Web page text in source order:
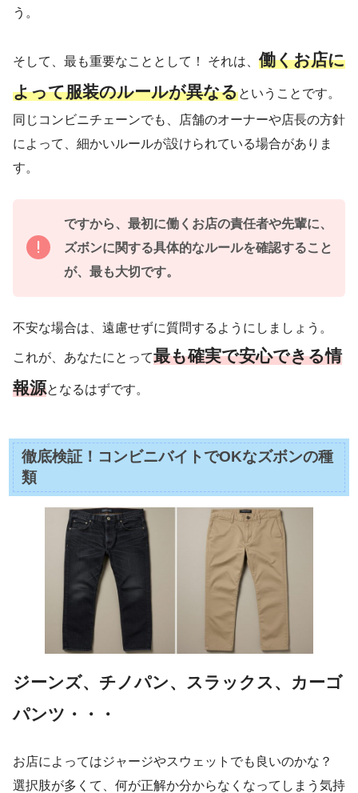
う。
そして、最も重要なこととして！ それは、 働くお店に
よって服装のルールが異なるということです。
同じコンビニチェーンでも、店舗のオーナーや店長の方針
によって、細かいルールが設けられている場合がありま
す。
ですから、最初に働くお店の責任者や先輩に、
ズボンに関する具体的なルールを確認すること
が、最も大切です。
不安な場合は、遠慮せずに質問するようにしましょう。
これが、あなたにとって最も確実で安心できる情
報源となるはずです。
徹底検証！コンビニバイトでOKなズボンの種
類
ジーンズ、チノパン、スラックス 、 カーゴ
パンツ ・・・
お店によってはジャージやスウェットでも良いのかな？
選択肢が多くて、何が正解か分からなくなってしまう気持